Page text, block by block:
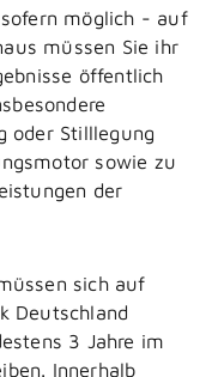
möglich - auf
müssen Sie ihr
öffentlich
oder Stilllegung
sowie zu
der
sich auf
Deutschland
3 Jahre im
Innerhalb